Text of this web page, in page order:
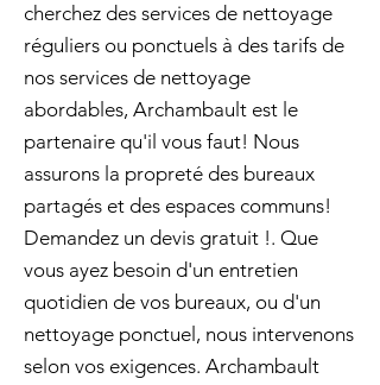
cherchez des services de nettoyage
réguliers ou ponctuels à des tarifs de
nos services de nettoyage
abordables, Archambault est le
partenaire qu'il vous faut! Nous
assurons la propreté des bureaux
partagés et des espaces communs!
Demandez un devis gratuit !. Que
vous ayez besoin d'un entretien
quotidien de vos bureaux, ou d'un
nettoyage ponctuel, nous intervenons
selon vos exigences. Archambault